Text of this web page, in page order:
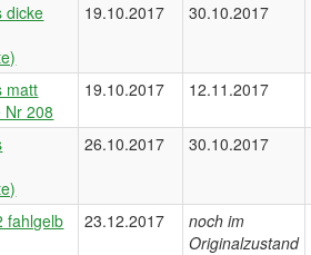
dicke
19.10.2017 30.10.2017
matt
Nr 208
19.10.2017 12.11.2017
26.10.2017 30.10.2017
fahlgelb 23.12.2017
noch im
Originalzustand